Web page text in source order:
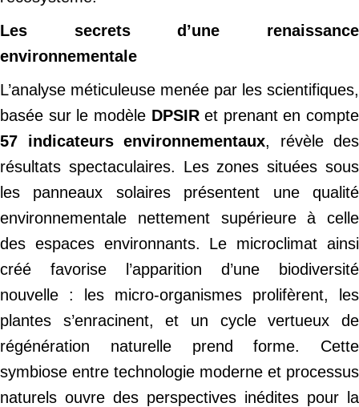
Les secrets d’une renaissance
environnementale
L’analyse méticuleuse menée par les scientifiques,
basée sur le modèle DPSIRet prenant en compte
57 indicateurs environnementaux, révèle des
résultats spectaculaires. Les zones situées sous
les panneaux solaires présentent une qualité
environnementale nettement supérieure à celle
des espaces environnants. Le microclimat ainsi
créé favorise l’apparition d’une biodiversité
nouvelle : les micro-organismes prolifèrent, les
plantes s’enracinent, et un cycle vertueux de
régénération naturelle prend forme. Cette
symbiose entre technologie moderne et processus
naturels ouvre des perspectives inédites pour la